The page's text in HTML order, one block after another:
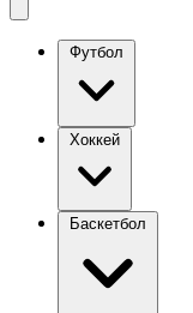
Футбол
Хоккей
Баскетбол